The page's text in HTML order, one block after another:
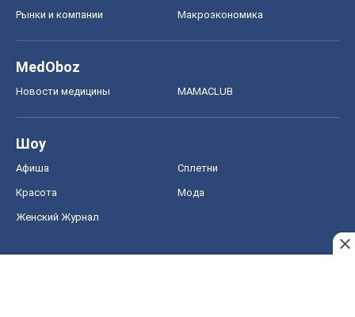
Рынки и компании Mакроэкономика
MedOboz
Новости медицины MAMACLUB
Шоу
Афиша Сплетни
Красота Мода
Женский Журнал